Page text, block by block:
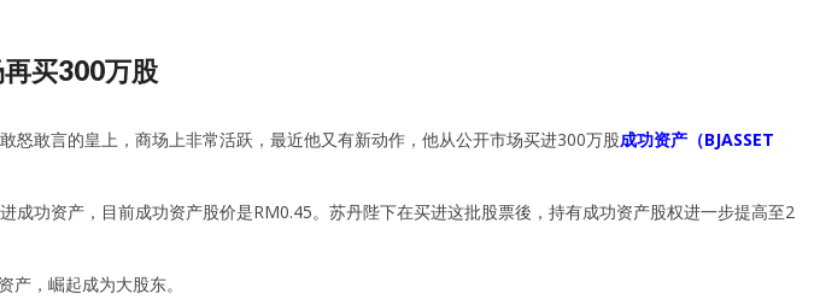
买300万股
怒敢言的皇上，商场上非常活跃，最近他又有新动作，他从公开市场买进300万股成功资产（BJASSET
成功资产，目前成功资产股价是RM0.45。苏丹陛下在买进这批股票後，持有成功资产股权进一步提高至2
，崛起成为大股东。